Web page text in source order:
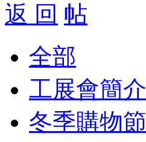
返 回
全部
工展會簡介
冬季購物